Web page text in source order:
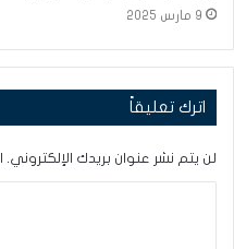
9 مارس 2025
اترك تعليقاً
لن يتم نشر عنوان بريدك الإلكتروني.